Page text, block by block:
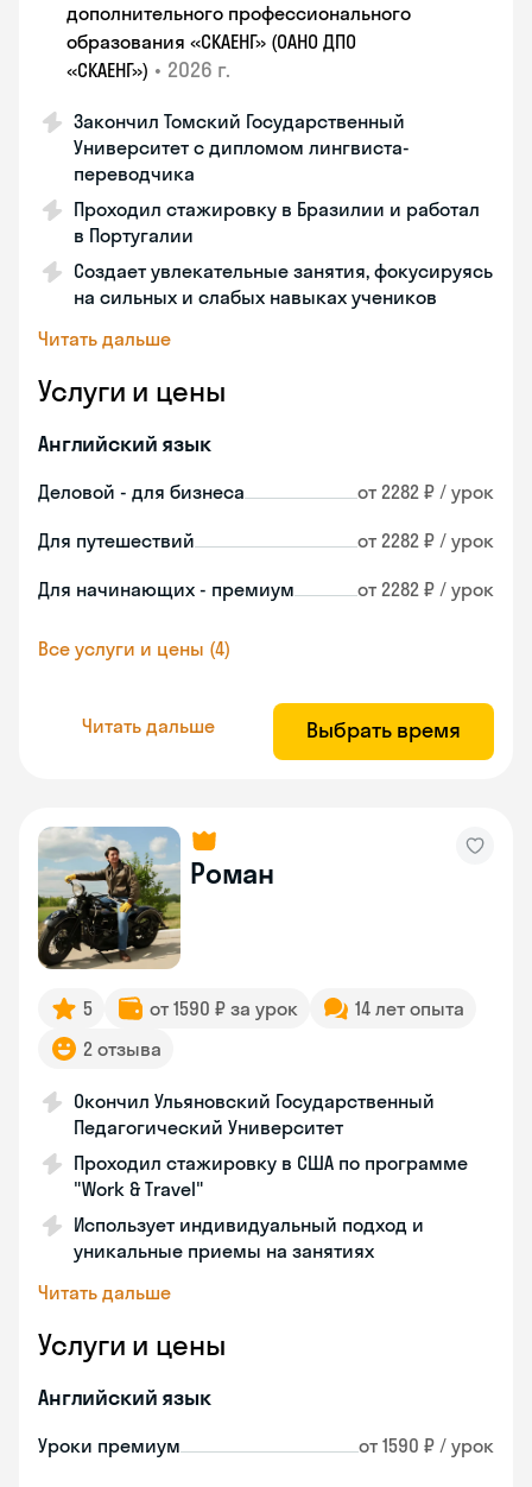
дополнительного профессионального
образования «СКАЕНГ» (ОАНО ДПО
«СКАЕНГ») • 2026 г.
Закончил Томский Государственный
Университет с дипломом лингвиста-
переводчика
Проходил стажировку в Бразилии и работал
в Португалии
Создает увлекательные занятия, фокусируясь
на сильных и слабых навыках учеников
Читать дальше
Услуги и цены
Английский язык
Деловой - для бизнеса от 2282 ₽ / урок
Для путешествий от 2282 ₽ / урок
Для начинающих - премиум от 2282 ₽ / урок
Все услуги и цены (4)
Читать дальше Выбрать время
Роман
5 от 1590 ₽ за урок
14 лет опыта
2 отзыва
Окончил Ульяновский Государственный
Педагогический Университет
Проходил стажировку в США по программе
"Work & Travel"
Использует индивидуальный подход и
уникальные приемы на занятиях
Читать дальше
Услуги и цены
Английский язык
Уроки премиум от 1590 ₽ / урок